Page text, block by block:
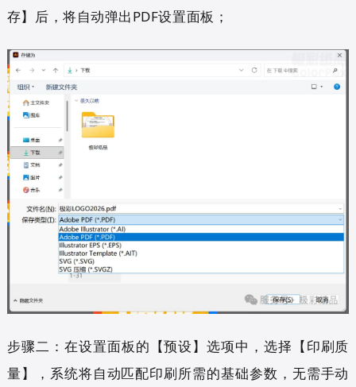
存】后，将自动弹出PDF设置面板；
步骤二：在设置面板的【预设】选项中，选择【印刷质
量】，系统将自动匹配印刷所需的基础参数，无需手动